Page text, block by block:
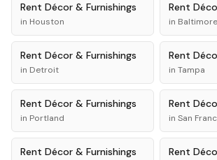
Rent Décor & Furnishings
in Houston
Rent
in Baltimore
Rent Décor & Furnishings
in Detroit
Rent
in Tampa
Rent Décor & Furnishings
in Portland
Rent
in San
Rent Décor & Furnishings Rent